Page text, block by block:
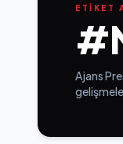
ETİKET
Ajans